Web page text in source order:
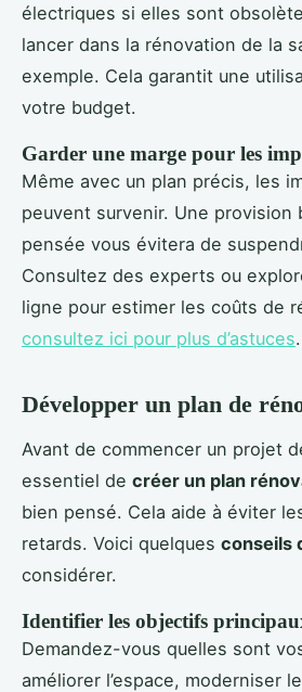
électriques si elles sont
lancer dans la rénovation de la
exemple. Cela garantit une
votre budget.
Garder une marge pour les
Même avec un plan précis, les
peuvent survenir. Une provision
pensée vous évitera de
Consultez des experts ou
ligne pour estimer les coûts de
consultez ici pour plus d’astuces.
Développer un plan de
Avant de commencer un projet
essentiel de créer un plan
bien pensé. Cela aide à éviter
retards. Voici quelques conseils
considérer.
Identifier les objectifs
Demandez-vous quelles sont
améliorer l’espace, moderniser